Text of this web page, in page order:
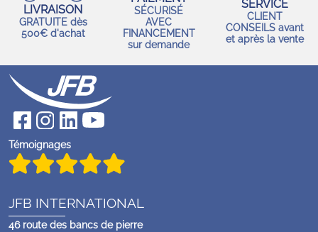
LIVRAISON
GRATUITE dès
500€ d'achat
SÉCURISÉ
AVEC
FINANCEMENT
sur demande
SERVICE
CLIENT
CONSEILS avant
et après la vente
Témoignages
JFB INTERNATIONAL
46 route des bancs de pierre